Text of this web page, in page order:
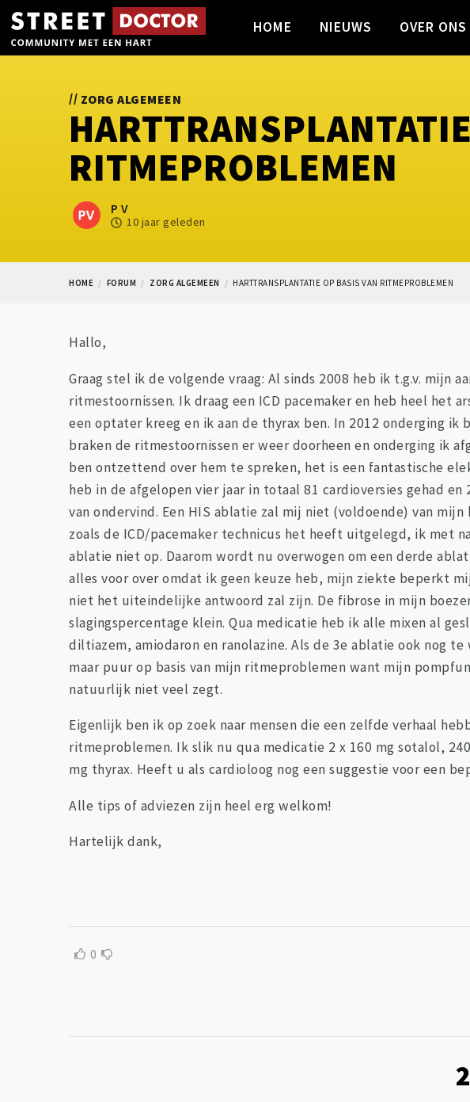
HOME NIEUWS OVER ONS
// ZORG ALGEMEEN
RITMEPROBLEMEN
P V
10 jaar geleden
HOME FORUM ZORG ALGEMEEN HARTTRANSPLANTATIE OP BASIS VAN RITMEPROBLEMEN
Hallo,
Graag stel ik de volgende vraag: Al sinds 2008 heb ik t.g.v.
ritmestoornissen. Ik draag een ICD pacemaker en heb heel het
een optater kreeg en ik aan de thyrax ben. In 2012 onderging
braken de ritmestoornissen er weer doorheen en onderging ik
ben ontzettend over hem te spreken, het is een fantastische
heb in de afgelopen vier jaar in totaal 81 cardioversies gehad
van ondervind. Een HIS ablatie zal mij niet (voldoende) van
zoals de ICD/pacemaker technicus het heeft uitgelegd, ik met
ablatie niet op. Daarom wordt nu overwogen om een derde
alles voor over omdat ik geen keuze heb, mijn ziekte beperkt
niet het uiteindelijke antwoord zal zijn. De fibrose in mijn
slagingspercentage klein. Qua medicatie heb ik alle mixen al
diltiazem, amiodaron en ranolazine. Als de 3e ablatie ook nog
maar puur op basis van mijn ritmeproblemen want mijn
natuurlijk niet veel zegt.
Eigenlijk ben ik op zoek naar mensen die een zelfde verhaal
ritmeproblemen. Ik slik nu qua medicatie 2 x 160 mg sotalol,
mg thyrax. Heeft u als cardioloog nog een suggestie voor een
Alle tips of adviezen zijn heel erg welkom!
Hartelijk dank,
0
2